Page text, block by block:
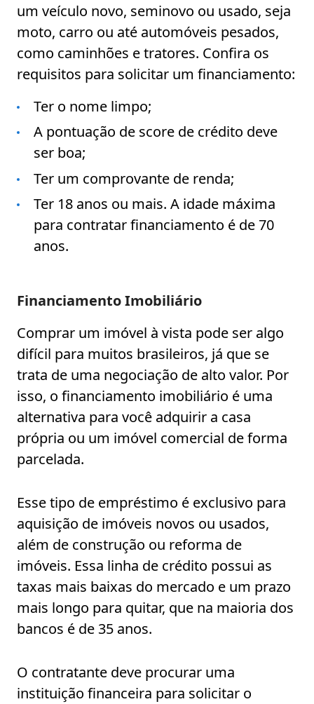
um veículo novo, seminovo ou usado, seja
moto, carro ou até automóveis pesados,
como caminhões e tratores. Confira os
requisitos para solicitar um financiamento:
Ter o nome limpo;
A pontuação de score de crédito deve
ser boa;
Ter um comprovante de renda;
Ter 18 anos ou mais. A idade máxima
para contratar financiamento é de 70
anos.
Financiamento Imobiliário
Comprar um imóvel à vista pode ser algo
difícil para muitos brasileiros, já que se
trata de uma negociação de alto valor. Por
isso, o financiamento imobiliário é uma
alternativa para você adquirir a casa
própria ou um imóvel comercial de forma
parcelada.
Esse tipo de empréstimo é exclusivo para
aquisição de imóveis novos ou usados,
além de construção ou reforma de
imóveis. Essa linha de crédito possui as
taxas mais baixas do mercado e um prazo
mais longo para quitar, que na maioria dos
bancos é de 35 anos.
O contratante deve procurar uma
instituição financeira para solicitar o